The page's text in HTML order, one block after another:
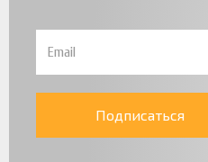
Подписаться